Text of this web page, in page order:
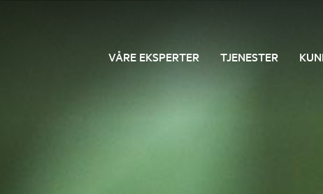
VÅRE EKSPERTER TJENESTER